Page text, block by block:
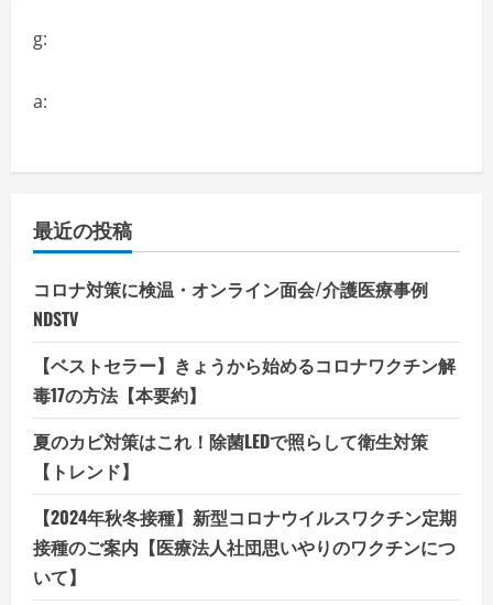
g:
a:
最近の投稿
コロナ対策に検温・オンライン面会/介護医療事例
NDSTV
【ベストセラー】きょうから始めるコロナワクチン解
毒17の方法【本要約】
夏のカビ対策はこれ！除菌LEDで照らして衛生対策
【トレンド】
【2024年秋冬接種】新型コロナウイルスワクチン定期
接種のご案内【医療法人社団思いやりのワクチンにつ
いて】